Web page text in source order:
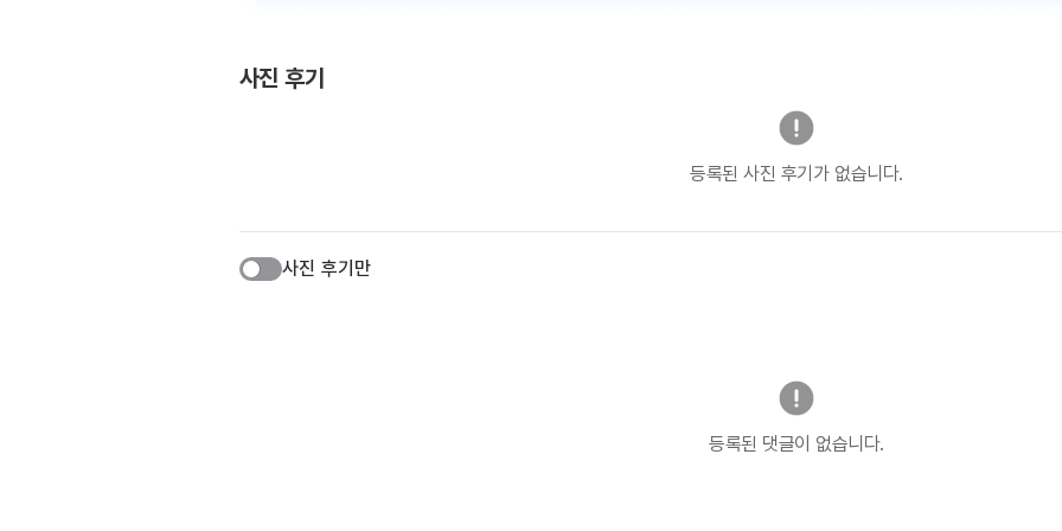
사진 후기
등록된 사진 후기가 없습니다.
사진 후기만
등록된 댓글이 없습니다.